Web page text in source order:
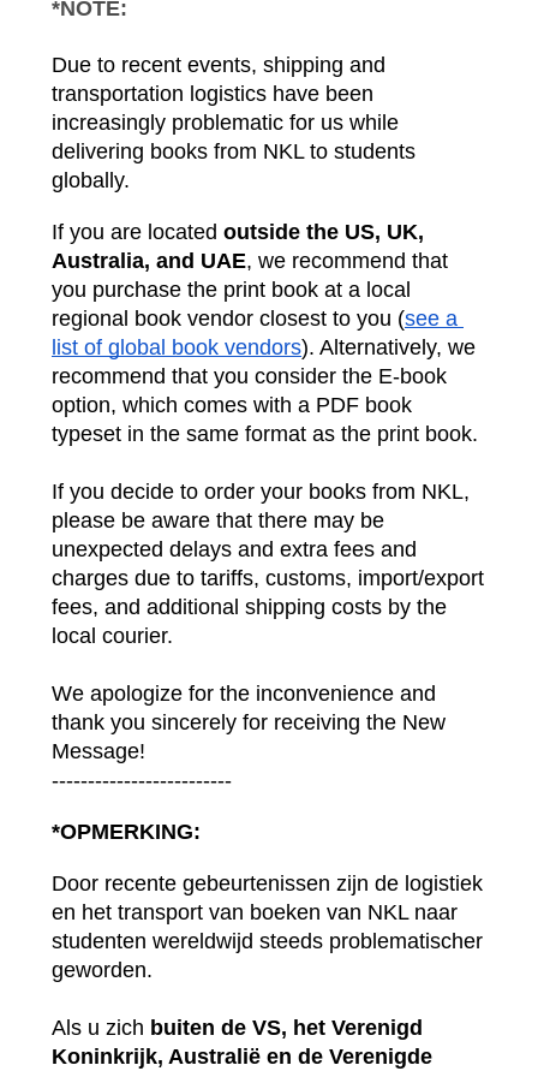
*NOTE:
Due to recent events, shipping and
transportation logistics have been
increasingly problematic for us while
delivering books from NKL to students
globally.
If you are located outside the US, UK,
Australia, and UAE, we recommend that
you purchase the print book at a local
regional book vendor closest to you (see a
list of global book vendors). Alternatively, we
recommend that you consider the E-book
option, which comes with a PDF book
typeset in the same format as the print book.
If you decide to order your books from NKL,
please be aware that there may be
unexpected delays and extra fees and
charges due to tariffs, customs, import/export
fees, and additional shipping costs by the
local courier.
We apologize for the inconvenience and
thank you sincerely for receiving the New
Message!
-------------------------
*OPMERKING:
Door recente gebeurtenissen zijn de logistiek
en het transport van boeken van NKL naar
studenten wereldwijd steeds problematischer
geworden.
Als u zich buiten de VS, het Verenigd
Koninkrijk, Australië en de Verenigde